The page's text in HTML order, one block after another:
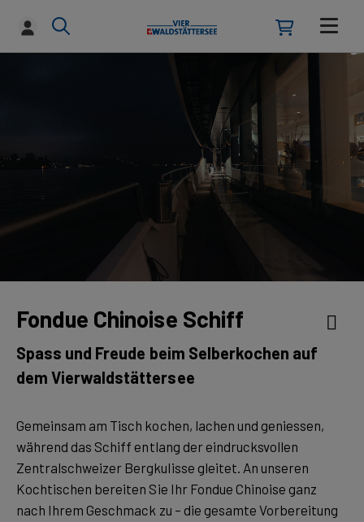
Fondue Chinoise Schiff
Spass und Freude beim Selberkochen auf
dem Vierwaldstättersee
Gemeinsam am Tisch kochen, lachen und geniessen,
während das Schiff entlang der eindrucksvollen
Zentralschweizer Bergkulisse gleitet. An unseren
Kochtischen bereiten Sie Ihr Fondue Chinoise ganz
nach Ihrem Geschmack zu – die gesamte Vorbereitung